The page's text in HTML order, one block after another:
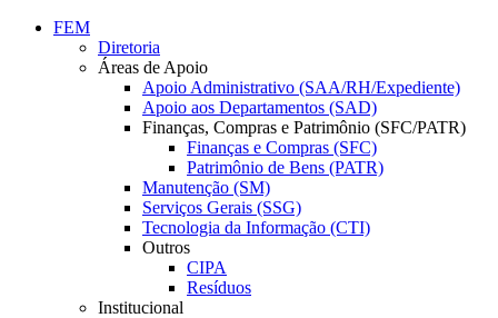
FEM
Diretoria
Áreas de Apoio
Apoio Administrativo (SAA/RH/Expediente)
Apoio aos Departamentos (SAD)
Finanças, Compras e Patrimônio (SFC/PATR)
Finanças e Compras (SFC)
Patrimônio de Bens (PATR)
Manutenção (SM)
Serviços Gerais (SSG)
Tecnologia da Informação (CTI)
Outros
CIPA
Resíduos
Institucional